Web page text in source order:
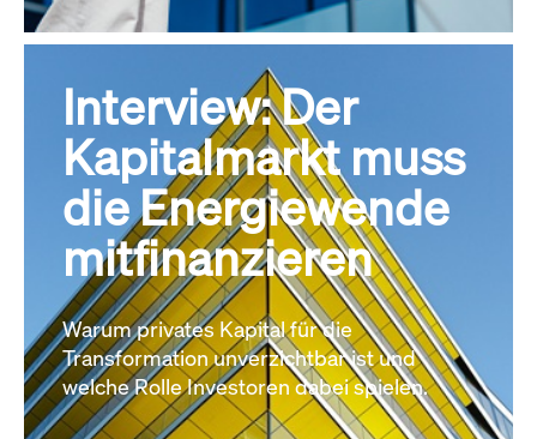
Interview: Der
Kapitalmarkt muss
die Energiewende
mitfinanzieren
Warum privates Kapital für die
Transformation unverzichtbar ist und
welche Rolle Investoren dabei spielen.